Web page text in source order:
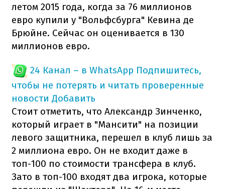
летом 2015 года, когда за 76 миллионов
евро купили у "Вольфсбурга" Кевина де
Брюйне. Сейчас он оценивается в 130
миллионов евро.
24 Канал – в WhatsApp Подпишитесь,
чтобы не потерять и читать проверенные
новости Добавить
Стоит отметить, что Александр Зинченко,
который играет в "Мансити" на позиции
левого защитника, перешел в клуб лишь за
2 миллиона евро. Он не входит даже в
топ-100 по стоимости трансфера в клуб.
Зато в топ-100 входят два игрока, которые